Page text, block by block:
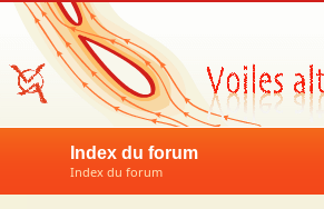
Index du forum
Index du forum